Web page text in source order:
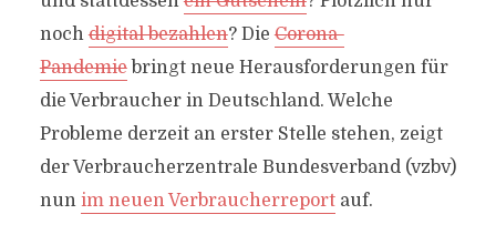
nochdigital bezahlen? DieCorona-
Pandemiebringt neue Herausforderungen für
die Verbraucher in Deutschland. Welche
Probleme derzeit an erster Stelle stehen, zeigt
der Verbraucherzentrale Bundesverband (vzbv)
nun im neuen Verbraucherreportauf.